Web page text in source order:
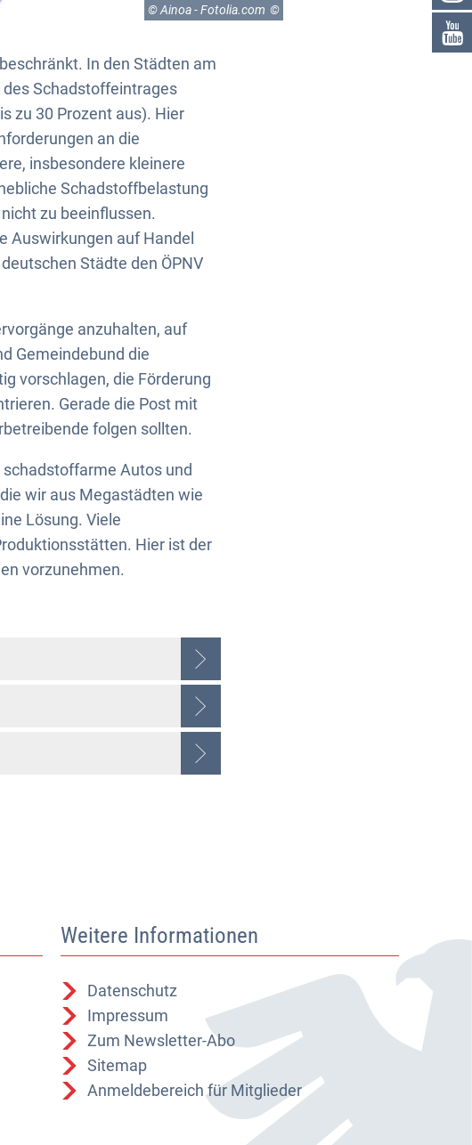
© Ainoa - Fotolia.com
In den Städten am
des Schadstoffeintrages
zu 30 Prozent aus). Hier
an die
insbesondere kleinere
Schadstoffbelastung
zu beeinflussen.
Auswirkungen auf Handel
Städte den ÖPNV
anzuhalten, auf
Gemeindebund die
vorschlagen, die Förderung
Gerade die Post mit
folgen sollten.
Autos und
wir aus Megastädten wie
Lösung. Viele
Hier ist der
vorzunehmen.
Weitere Informationen
Datenschutz
Impressum
Zum Newsletter-Abo
Sitemap
Anmeldebereich für Mitglieder